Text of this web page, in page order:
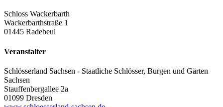
Schloss Wackerbarth
Wackerbarthstraße 1
01445 Radebeul
Veranstalter
Schlösserland Sachsen - Staatliche Schlösser, Burgen und Gärten
Sachsen
Stauffenbergallee 2a
01099 Dresden